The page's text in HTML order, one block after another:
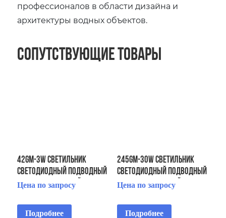
профессионалов в области дизайна и
архитектуры водных объектов.
Сопутствующие товары
42GM-3W Светильник
светодиодный подводный
IP68 встраиваемый
Цена по запросу
Подробнее
245GM-30W Светильник
светодиодный подводный
IP68 встраиваемый
Цена по запросу
Подробнее